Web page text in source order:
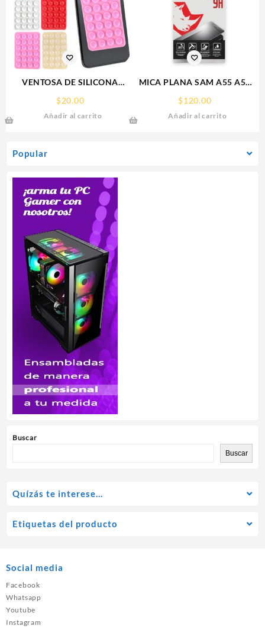
Popular
Buscar
Buscar
VENTOSA DE SILICONA
$20.00
Añadir al carrito
MICA PLANA SAM A55 A56
$120.00
Añadir al carrito
Quízás te interese…
Etiquetas del producto
Social media
Facebook
Whatsapp
Youtube
Instagram